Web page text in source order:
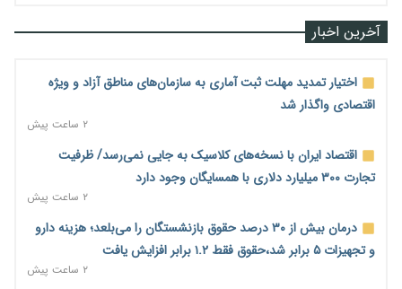
آخرین اخبار
اختیار تمدید مهلت ثبت آماری به سازمان‌های مناطق آزاد و ویژه
اقتصادی واگذار شد
۲ ساعت پیش
اقتصاد ایران با نسخه‌های کلاسیک به جایی نمی‌رسد/ ظرفیت
تجارت ۳۰۰ میلیارد دلاری با همسایگان وجود دارد
۲ ساعت پیش
درمان بیش از ۳۰ درصد حقوق بازنشستگان را می‌بلعد؛ هزینه دارو
و تجهیزات ۵ برابر شد،حقوق فقط ۱.۲ برابر افزایش یافت
۲ ساعت پیش